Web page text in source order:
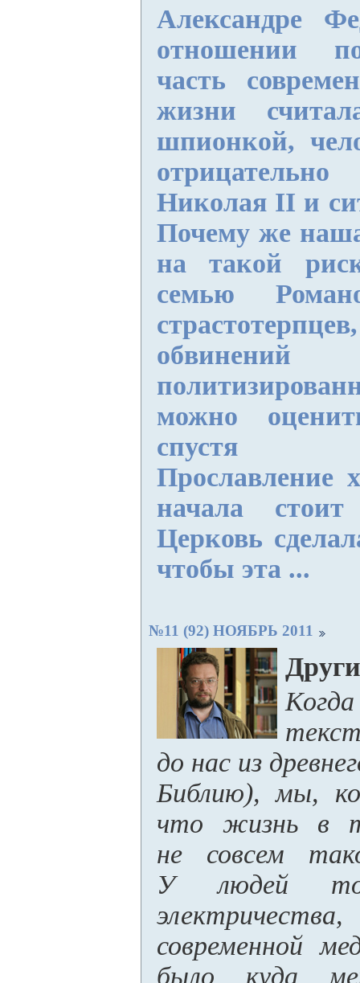
Александре
отношении
часть
жизни
шпионкой,
Николая II и
Почему же
на такой
семью
можно
спустя
Прославление
начала
Церковь
чтобы эта ...
№11 (92) НОЯБРЬ 2011
до нас из
Библию), мы,
что жизнь в
не совсем
У людей
современной
было куда